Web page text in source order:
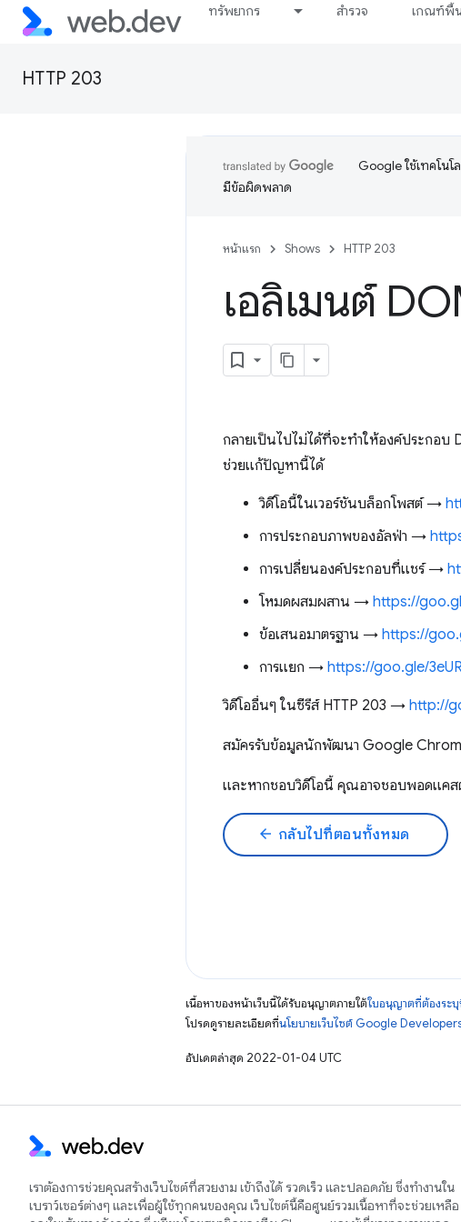
ทรัพยากร สำรวจ เกณฑ์พื้
HTTP 203
Google ใช้เทคโน
มีข้อผิดพลาด
หน้าแรก Shows HTTP 203
เอลิเมนต์
กลายเป็นไปไม่ได้ที่จะทำให้องค์ประกอบ
ช่วยแก้ปัญหานี้ได้
วิดีโอนี้ในเวอร์ชันบล็อกโพสต์ →
การประกอบภาพของอัลฟ่า →
การเปลี่ยนองค์ประกอบที่แชร์ →
โหมดผสมผสาน → https://
ข้อเสนอมาตรฐาน → https://
การแยก → https://goo.gle/
วิดีโออื่นๆ ในซีรีส์ HTTP 203 → http://
สมัครรับข้อมูลนักพัฒนา Google
และหากชอบวิดีโอนี้ คุณอาจชอบพอดแค
arrow_back กลับไปที่ตอนทั้งหมด
เนื้อหาของหน้าเว็บนี้ได้รับอนุญาตภายใต้ใบอนุญาตที่ต้องระ
โปรดดูรายละเอียดที่นโยบายเว็บไซต์ Google
อัปเดตล่าสุด 2022-01-04 UTC
เราต้องการช่วยคุณสร้างเว็บไซต์ที่สวยงาม เข้าถึงได้ รวดเร็ว และปลอดภัย ซึ่งทำงานใน
เบราว์เซอร์ต่างๆ และเพื่อผู้ใช้ทุกคนของคุณ เว็บไซต์นี้คือศูนย์รวมเนื้อหาที่จะช่วยเหลือ